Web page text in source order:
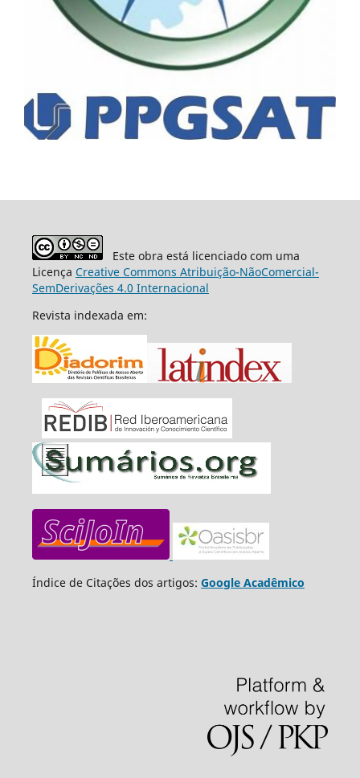
Este obra está licenciado com uma
Licença Creative Commons Atribuição-NãoComercial-
SemDerivações 4.0 Internacional
Revista indexada em:
Índice de Citações dos artigos: Google Acadêmico